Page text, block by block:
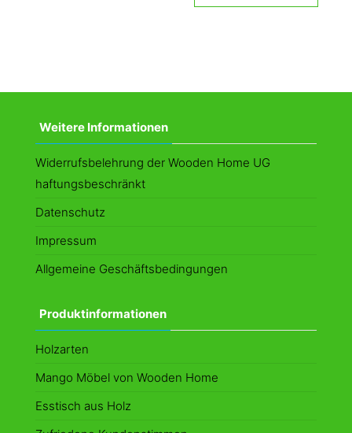
Weitere Informationen
Widerrufsbelehrung der Wooden Home UG
haftungsbeschränkt
Datenschutz
Impressum
Allgemeine Geschäftsbedingungen
Produktinformationen
Holzarten
Mango Möbel von Wooden Home
Esstisch aus Holz